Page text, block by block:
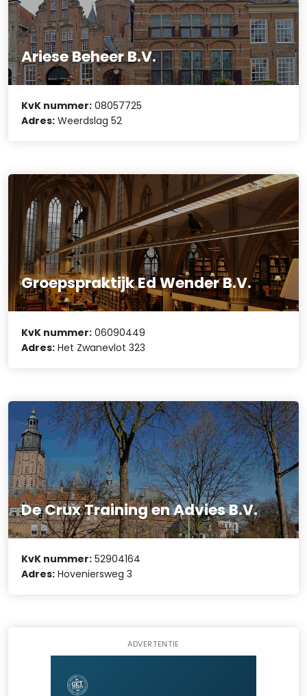
Ariese Beheer B.V.
KvK nummer: 08057725
Adres: Weerdslag 52
Groepspraktijk Ed Wender B.V.
KvK nummer: 06090449
Adres: Het Zwanevlot 323
De Crux Training en Advies B.V.
KvK nummer: 52904164
Adres: Hoveniersweg 3
ADVERTENTIE